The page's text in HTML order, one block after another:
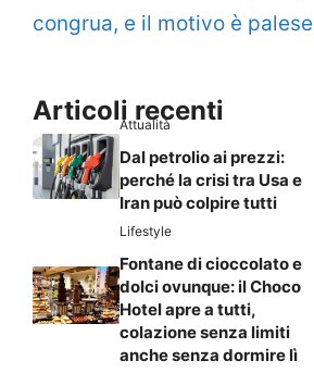
congrua, e il motivo è palese
Articoli recenti
Attualità
Dal petrolio ai prezzi:
perché la crisi tra Usa e
Iran può colpire tutti
Lifestyle
Fontane di cioccolato e
dolci ovunque: il Choco
Hotel apre a tutti,
colazione senza limiti
anche senza dormire lì